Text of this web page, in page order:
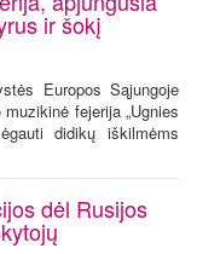
ir šokį
Europos Sąjungoje
fejerija „Ugnies
didikų iškilmėms
dėl Rusijos